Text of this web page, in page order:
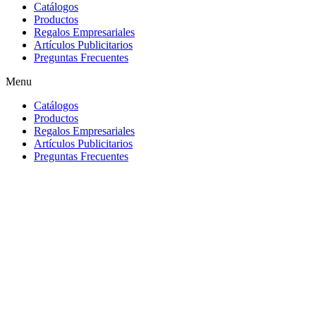
Catálogos
Productos
Regalos Empresariales
Artículos Publicitarios
Preguntas Frecuentes
Menu
Catálogos
Productos
Regalos Empresariales
Artículos Publicitarios
Preguntas Frecuentes